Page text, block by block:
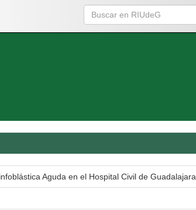
Aguda en el Hospital Civil de Guadalajara.